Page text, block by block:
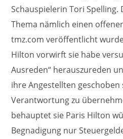
Schauspielerin Tori Spelling.
Thema nämlich einen
tmz.com veröffentlicht
Hilton vorwirft sie habe
Ausreden“ herauszureden
ihre Angestellten
Verantwortung zu
behauptet sie Paris Hilton
Begnadigung nur